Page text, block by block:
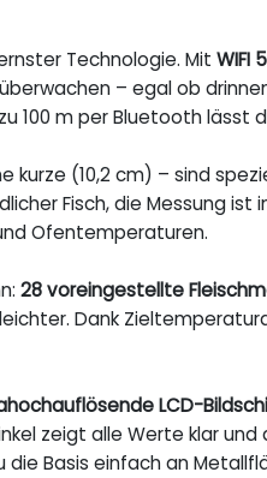
Technologie. MitWIFI
– egal ob
100 m per Bluetooth lässt
kurze (10,2 cm) – sind
Fisch, die Messung ist
Ofentemperaturen.
28 voreingestellte
Dank
LCD-
zeigt alle Werte klar
die Basis einfach an